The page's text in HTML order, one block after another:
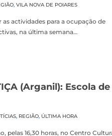
, VILA NOVA DE POIARES
actividades para a ocupação de
na última semana…
(Arganil): Escola de
, REGIÃO, ÚLTIMA HORA
pelas 16,30 horas, no Centro